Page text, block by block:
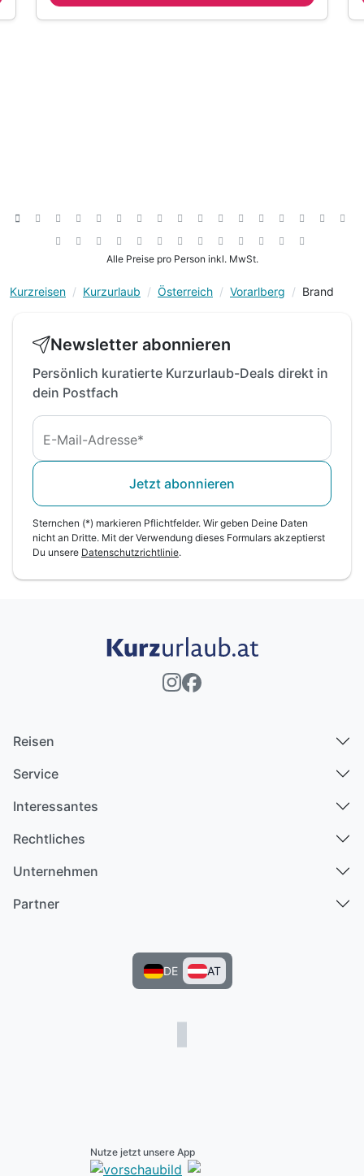
Kinderpreise inkl. Halbpension
Alle Preise pro Person inkl. MwSt.
Kurzreisen Kurzurlaub Österreich Vorarlberg Brand
Newsletter abonnieren
Persönlich kuratierte Kurzurlaub-Deals direkt in
dein Postfach
E-Mail-Adresse*
Jetzt abonnieren
Sternchen (*) markieren Pflichtfelder. Wir geben Deine Daten
nicht an Dritte. Mit der Verwendung dieses Formulars akzeptierst
Du unsere Datenschutzrichtlinie.
Reisen
Service
Interessantes
Rechtliches
Unternehmen
Partner
DE AT
Nutze jetzt unsere App